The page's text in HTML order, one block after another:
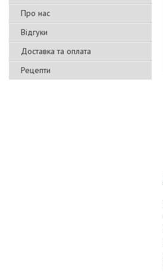
Про нас
Відгуки
Доставка та оплата
Рецепти